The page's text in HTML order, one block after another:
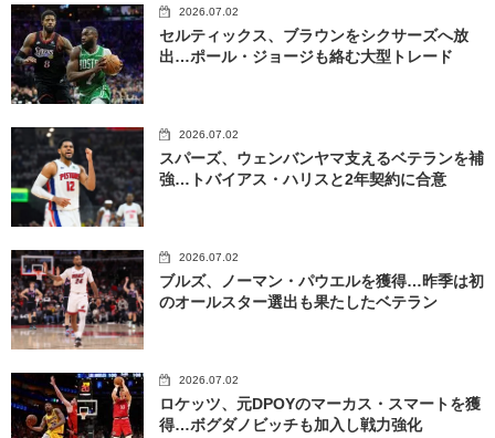
2026.07.02
セルティックス、ブラウンをシクサーズへ放
出…ポール・ジョージも絡む大型トレード
2026.07.02
スパーズ、ウェンバンヤマ支えるベテランを補
強…トバイアス・ハリスと2年契約に合意
2026.07.02
ブルズ、ノーマン・パウエルを獲得…昨季は初
のオールスター選出も果たしたベテラン
2026.07.02
ロケッツ、元DPOYのマーカス・スマートを獲
得…ボグダノビッチも加入し戦力強化